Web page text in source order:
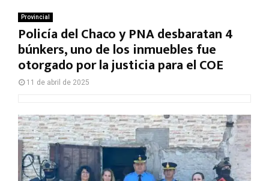
Provincial
Policía del Chaco y PNA desbaratan 4
búnkers, uno de los inmuebles fue
otorgado por la justicia para el COE
11 de abril de 2025